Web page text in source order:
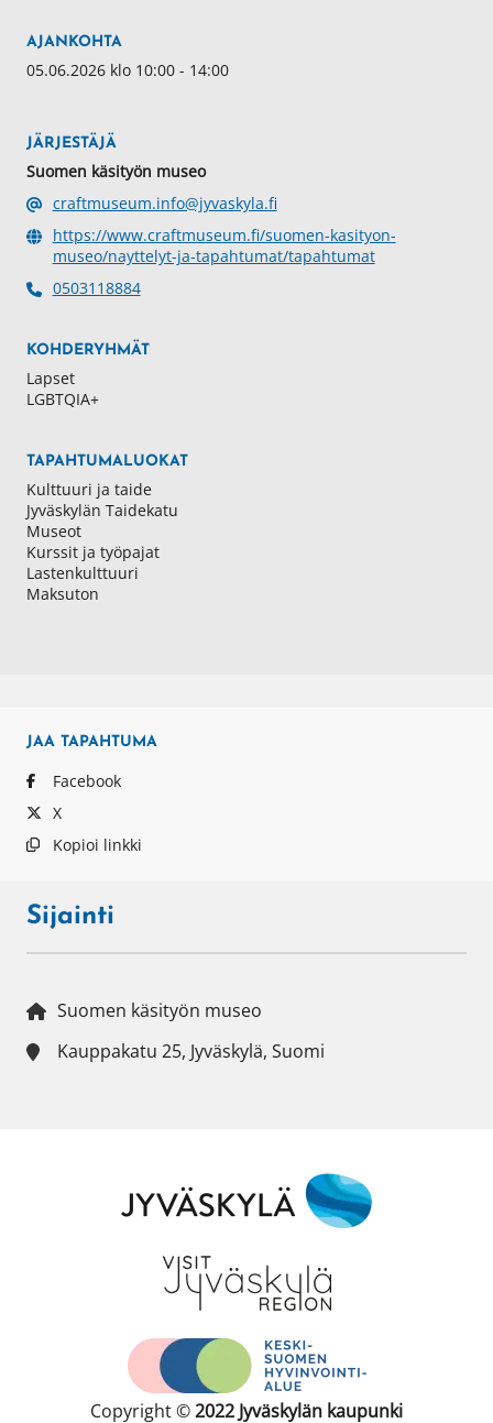
AJANKOHTA
05.06.2026 klo 10:00 - 14:00
JÄRJESTÄJÄ
Suomen käsityön museo
craftmuseum.info@jyvaskyla.fi
https://www.craftmuseum.fi/suomen-kasityon-
museo/nayttelyt-ja-tapahtumat/tapahtumat
0503118884
KOHDERYHMÄT
Lapset
LGBTQIA+
TAPAHTUMALUOKAT
Kulttuuri ja taide
Jyväskylän Taidekatu
Museot
Kurssit ja työpajat
Lastenkulttuuri
Maksuton
JAA TAPAHTUMA
Facebook
X
Kopioi linkki
Sijainti
Suomen käsityön museo
Kauppakatu 25, Jyväskylä, Suomi
Copyright ©2022 Jyväskylän kaupunki